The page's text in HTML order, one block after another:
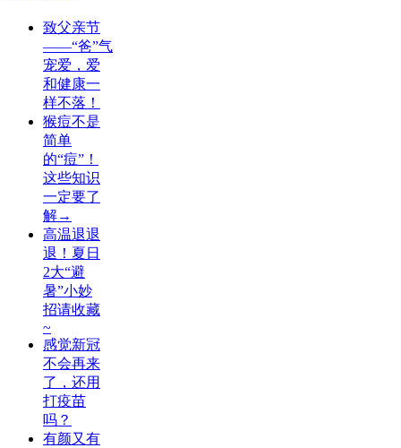
致父亲节
——“爸”气
宠爱，爱
和健康一
样不落！
猴痘不是
简单
的“痘”！
这些知识
一定要了
解→
高温退退
退！夏日
2大“避
暑”小妙
招请收藏
~
感觉新冠
不会再来
了，还用
打疫苗
吗？
有颜又有